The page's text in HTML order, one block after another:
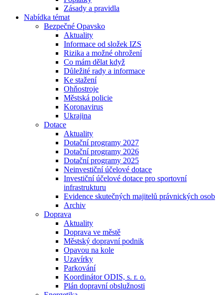
Zásady a pravidla
Nabídka témat
Bezpečné Opavsko
Aktuality
Informace od složek IZS
Rizika a možné ohrožení
Co mám dělat když
Důležité rady a informace
Ke stažení
Ohňostroje
Městská policie
Koronavirus
Ukrajina
Dotace
Aktuality
Dotační programy 2027
Dotační programy 2026
Dotační programy 2025
Neinvestiční účelové dotace
Investiční účelové dotace pro sportovní
infrastrukturu
Evidence skutečných majitelů právnických osob
Archiv
Doprava
Aktuality
Doprava ve městě
Městský dopravní podnik
Opavou na kole
Uzavírky
Parkování
Koordinátor ODIS, s. r. o.
Plán dopravní obslužnosti